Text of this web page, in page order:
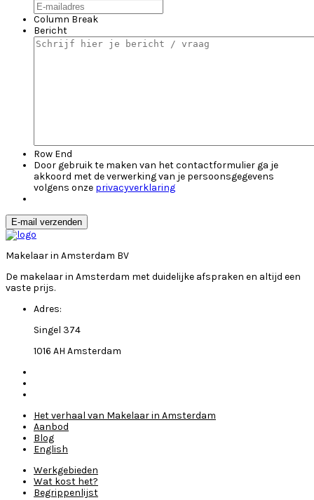
Column Break
Bericht
Row End
Door gebruik te maken van het contactformulier ga je
akkoord met de verwerking van je persoonsgegevens
volgens onze privacyverklaring
E-mail verzenden
Makelaar in Amsterdam BV
De makelaar in Amsterdam met duidelijke afspraken en altijd een
vaste prijs.
Adres:
Singel 374
1016 AH Amsterdam
Het verhaal van Makelaar in Amsterdam
Aanbod
Blog
English
Werkgebieden
Wat kost het?
Begrippenlijst